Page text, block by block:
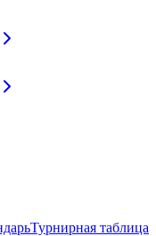
Турнирная таблица